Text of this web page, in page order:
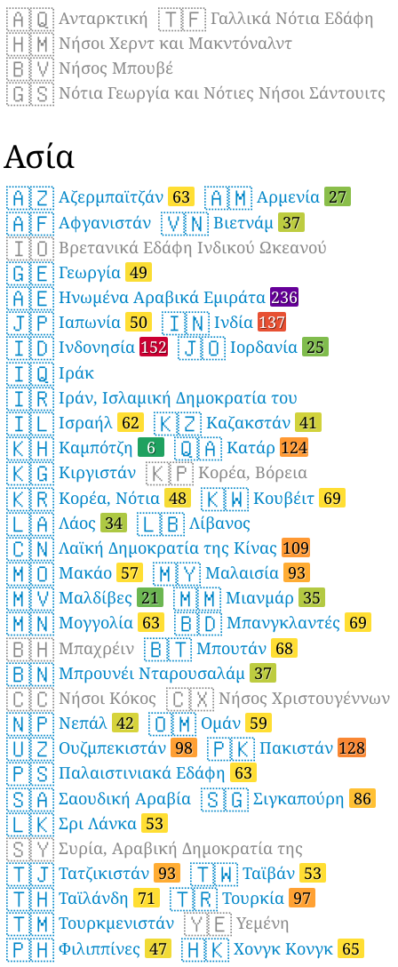
🇦🇶 Ανταρκτική 🇹🇫 Γαλλικά Νότια Εδάφη
🇭🇲 Νήσοι Χερντ και Μακντόναλντ
🇧🇻 Νήσος Μπουβέ
🇬🇸 Νότια Γεωργία και Νότιες Νήσοι Σάντουιτς
Ασία
🇦🇿 Αζερμπαϊτζάν 63 🇦🇲 Αρμενία 27
🇦🇫 Αφγανιστάν 🇻🇳 Βιετνάμ 37
🇮🇴 Βρετανικά Εδάφη Ινδικού Ωκεανού
🇬🇪 Γεωργία 49
🇦🇪 Ηνωμένα Αραβικά Εμιράτα 236
🇯🇵 Ιαπωνία 50 🇮🇳 Ινδία 137
🇮🇩 Ινδονησία 152 🇯🇴 Ιορδανία 25
🇮🇶 Ιράκ
🇮🇷 Ιράν, Ισλαμική Δημοκρατία του
🇮🇱 Ισραήλ 62 🇰🇿 Καζακστάν 41
🇰🇭 Καμπότζη 6 🇶🇦 Κατάρ 124
🇰🇬 Κιργιστάν 🇰🇵 Κορέα, Βόρεια
🇰🇷 Κορέα, Νότια 48 🇰🇼 Κουβέιτ 69
🇱🇦 Λάος 34 🇱🇧 Λίβανος
🇨🇳 Λαϊκή Δημοκρατία της Κίνας 109
🇲🇴 Μακάο 57 🇲🇾 Μαλαισία 93
🇲🇻 Μαλδίβες 21 🇲🇲 Μιανμάρ 35
🇲🇳 Μογγολία 63 🇧🇩 Μπανγκλαντές 69
🇧🇭 Μπαχρέιν 🇧🇹 Μπουτάν 68
🇧🇳 Μπρουνέι Νταρουσαλάμ 37
🇨🇨 Νήσοι Κόκος 🇨🇽 Νήσος Χριστουγέννων
🇳🇵 Νεπάλ 42 🇴🇲 Ομάν 59
🇺🇿 Ουζμπεκιστάν 98 🇵🇰 Πακιστάν 128
🇵🇸 Παλαιστινιακά Εδάφη 63
🇸🇦 Σαουδική Αραβία 🇸🇬 Σιγκαπούρη 86
🇱🇰 Σρι Λάνκα 53
🇸🇾 Συρία, Αραβική Δημοκρατία της
🇹🇯 Τατζικιστάν 93 🇹🇼 Ταϊβάν 53
🇹🇭 Ταϊλάνδη 71 🇹🇷 Τουρκία 97
🇹🇲 Τουρκμενιστάν 🇾🇪 Υεμένη
🇵🇭 Φιλιππίνες 47 🇭🇰 Χονγκ Κονγκ 65